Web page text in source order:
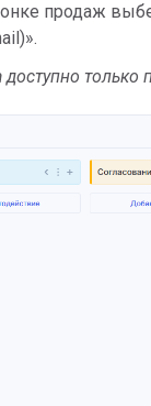
продаж
доступно